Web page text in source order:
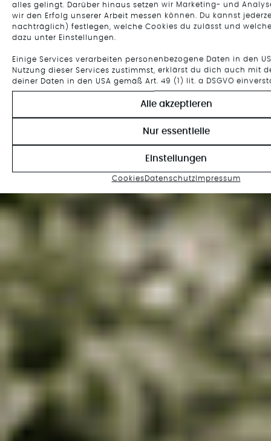
alles gelingt. Darüber hinaus setzen wir Marketing- und
wir den Erfolg unserer Arbeit messen können. Du kannst
nachträglich) festlegen, welche Cookies du zulässt und
dazu unter Einstellungen.
Einige Services verarbeiten personenbezogene Daten in den
Nutzung dieser Services zustimmst, erklärst du dich auch mit
deiner Daten in den USA gemäß Art. 49 (1) lit. a DSGVO
Alle akzeptieren
Nur essentielle
Einstellungen
CookiesDatenschutz Impressum